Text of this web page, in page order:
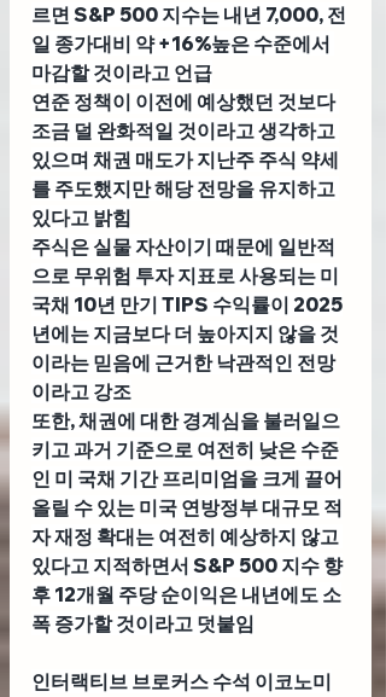
르면 S&P 500 지수는 내년 7,000, 전
일 종가대비 약 +16%높은 수준에서
마감할 것이라고 언급
연준 정책이 이전에 예상했던 것보다
조금 덜 완화적일 것이라고 생각하고
있으며 채권 매도가 지난주 주식 약세
를 주도했지만 해당 전망을 유지하고
있다고 밝힘
주식은 실물 자산이기 때문에 일반적
으로 무위험 투자 지표로 사용되는 미
국채 10년 만기 TIPS 수익률이 2025
년에는 지금보다 더 높아지지 않을 것
이라는 믿음에 근거한 낙관적인 전망
이라고 강조
또한, 채권에 대한 경계심을 불러일으
키고 과거 기준으로 여전히 낮은 수준
인 미 국채 기간 프리미엄을 크게 끌어
올릴 수 있는 미국 연방정부 대규모 적
자 재정 확대는 여전히 예상하지 않고
있다고 지적하면서 S&P 500 지수 향
후 12개월 주당 순이익은 내년에도 소
폭 증가할 것이라고 덧붙임
인터랙티브 브로커스 수석 이코노미